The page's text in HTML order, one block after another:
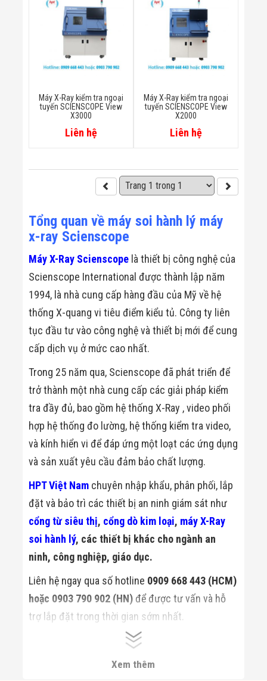
Thiết Bị Ngành
Giáo Dục
Thiết Bị Ngành
Thủy Sản
Thiết Bị Ngành
Giày Da, Túi
Dự Án Triển
Khai
Dự Án Ngành
Siêu Thị - Ngân
Hàng
Dự Án Ngành
Trường Học
Dự Án Ngành
Dự Án Ngành
Công An - Quân
Đội
Dự Án Khối Nhà
Máy
Dự Án Kho
Xưởng -
Logistics
Tin Khuyến Mãi
Tin Tuyển Dụng
Liên Hệ
Máy X-Ray kiểm tra ngoại
tuyến SCIENSCOPE View
X3000
Liên hệ
Máy X-Ray kiểm tra ngoại
tuyến SCIENSCOPE View
X2000
Liên hệ
Tổng quan về máy soi hành lý máy
x-ray Scienscope
Máy X-Ray Scienscope là thiết bị công nghệ của
Scienscope International được thành lập năm
1994, là nhà cung cấp hàng đầu của Mỹ về hệ
thống X-quang vi tiêu điểm kiểu tủ. Công ty liên
tục đầu tư vào công nghệ và thiết bị mới để cung
cấp dịch vụ ở mức cao nhất.
Trong 25 năm qua, Scienscope đã phát triển để
trở thành một nhà cung cấp các giải pháp kiểm
tra đầy đủ, bao gồm hệ thống X-Ray , video phối
hợp hệ thống đo lường, hệ thống kiểm tra video,
và kính hiển vi để đáp ứng một loạt các ứng dụng
và sản xuất yêu cầu đảm bảo chất lượng.
HPT Việt Nam chuyên nhập khẩu, phân phối, lắp
đặt và bảo trì các thiết bị an ninh giám sát như
cổng từ siêu thị, cổng dò kim loại, máy X-Ray
soi hành lý, các thiết bị khác cho ngành an
ninh, công nghiệp, giáo dục.
Liên hệ ngay qua số hotline 0909 668 443 (HCM)
hoặc 0903 790 902 (HN) để được tư vấn và hỗ
trợ lắp đặt trong thời gian sớm nhất.
Máy x-ray soi hành lý Safeway
Xem thêm